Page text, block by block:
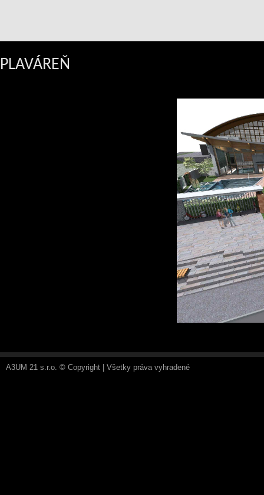
PLAVÁREŇ
A3UM 21 s.r.o. © Copyright | Všetky práva vyhradené